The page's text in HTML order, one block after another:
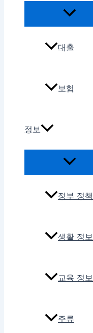
대출
보험
정보
정부 정책
생활 정보
교육 정보
주류